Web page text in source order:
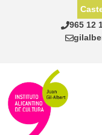
965 12